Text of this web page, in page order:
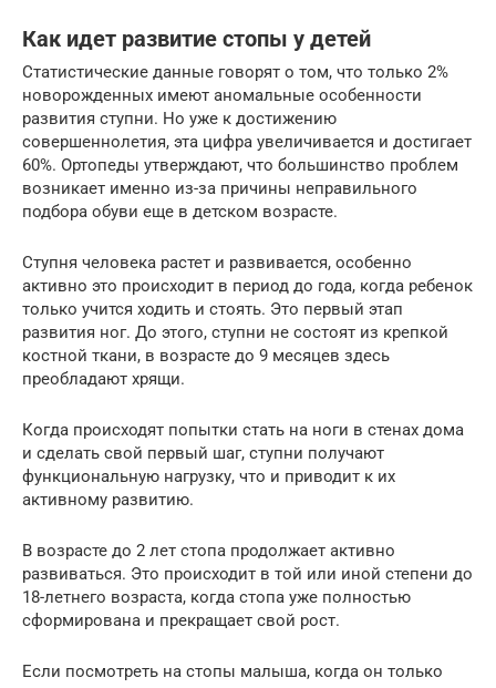
Как идет развитие стопы у детей
Статистические данные говорят о том, что только 2%
новорожденных имеют аномальные особенности
развития ступни. Но уже к достижению
совершеннолетия, эта цифра увеличивается и достигает
60%. Ортопеды утверждают, что большинство проблем
возникает именно из-за причины неправильного
подбора обуви еще в детском возрасте.
Ступня человека растет и развивается, особенно
активно это происходит в период до года, когда ребенок
только учится ходить и стоять. Это первый этап
развития ног. До этого, ступни не состоят из крепкой
костной ткани, в возрасте до 9 месяцев здесь
преобладают хрящи.
Когда происходят попытки стать на ноги в стенах дома
и сделать свой первый шаг, ступни получают
функциональную нагрузку, что и приводит к их
активному развитию.
В возрасте до 2 лет стопа продолжает активно
развиваться. Это происходит в той или иной степени до
18-летнего возраста, когда стопа уже полностью
сформирована и прекращает свой рост.
Если посмотреть на стопы малыша, когда он только